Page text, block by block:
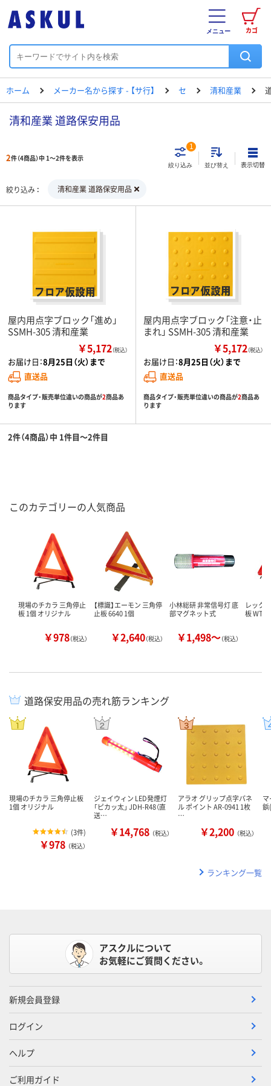
カゴ
メニュー
ホーム メーカー名から探す - 【サ行】 セ 清和産業
清和産業 道路保安用品
2件（4商品）中 1～2件を表示
絞り込み
1
並び替え 表示切替
絞り込み 清和産業 道路保安用品
屋内用点字ブロック「進め」
SSMH-305 清和産業
￥5,172（税込）
お届け日：8月25日（火）まで
直送品
商品タイプ・販売単位違いの商品が2商品あ
ります
屋内用点字ブロック「注意・止
まれ」 SSMH-305 清和産業
￥5,172（税込）
お届け日：8月25日（火）まで
直送品
商品タイプ・販売単位違いの商品が2商品あ
ります
2件（4商品）中 1件目～2件目
このカテゴリーの人気商品
現場のチカラ 三角停止
板 1個 オリジナル
￥978（税込）
【標識】エーモン 三角停
止板 6640 1個
￥2,640（税込）
小林総研 非常信号灯 底
部マグネット式
￥1,498～（税込）
レック
板 WT-
道路保安用品の売れ筋ランキング
現場のチカラ 三角停止板
1個 オリジナル
(3件)
￥978 （税込）
ジェイウィン LED発煙灯
「ピカッ太」 JDH-R48（直
送…
￥14,768 （税込）
アラオ グリップ点字パネ
ル ポイント AR-0941 1枚
…
￥2,200 （税込）
鋲
ランキング一覧
アスクルについて
お気軽にご質問ください。
新規会員登録
ログイン
ヘルプ
ご利用ガイド